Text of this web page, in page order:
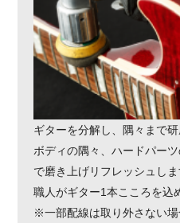
ギターを分解し、隅々まで
ボディの隅々、ハードパー
で磨き上げリフレッシュしま
職人がギター1本こころを込
※一部配線は取り外さない場